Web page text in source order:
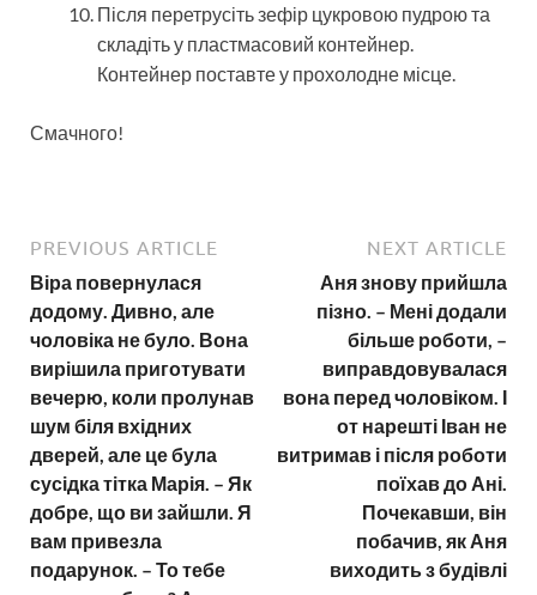
Після перетрусіть зефір цукровою пудрою та
складіть у пластмасовий контейнер.
Контейнер поставте у прохолодне місце.
Смачного!
PREVIOUS ARTICLE
Віра повернулася
додому. Дивно, але
чоловіка не було. Вона
вирішила приготувати
вечерю, коли пролунав
шум біля вхідних
дверей, але це була
сусідка тітка Марія. – Як
добре, що ви зайшли. Я
вам привезла
подарунок. – То тебе
NEXT ARTICLE
Аня знову прийшла
пізно. – Мені додали
більше роботи, –
виправдовувалася
вона перед чоловіком. І
от нарешті Іван не
витримав і після роботи
поїхав до Ані.
Почекавши, він
побачив, як Аня
виходить з будівлі